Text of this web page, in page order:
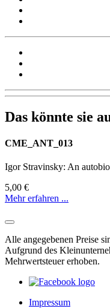
Das könnte sie
CME_ANT_013
Igor Stravinsky: An
5,00 €
Mehr erfahren ...
Alle angegebenen Preise
Aufgrund des
Mehrwertsteuer erhoben.
Impressum